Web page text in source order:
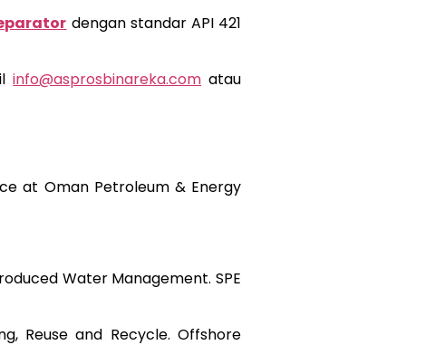
dengan standar API 421
info@asprosbinareka.com atau
at Oman Petroleum & Energy
Water Management. SPE
Reuse and Recycle. Offshore